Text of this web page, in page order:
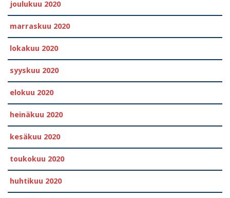
joulukuu 2020
marraskuu 2020
lokakuu 2020
syyskuu 2020
elokuu 2020
heinäkuu 2020
kesäkuu 2020
toukokuu 2020
huhtikuu 2020